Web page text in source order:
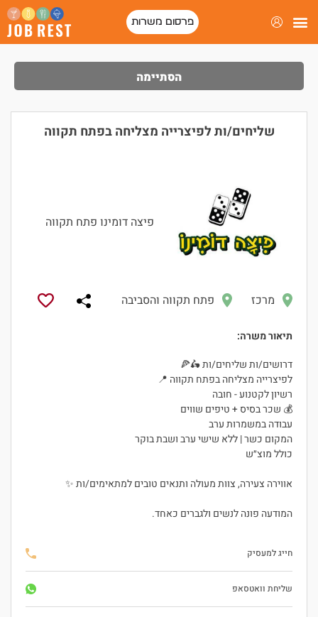
פרסום משרות
הסתיימה
שליחים/ות לפיצרייה מצליחה בפתח תקווה
פיצה דומינו פתח תקווה
מרכז פתח תקווה והסביבה
תיאור משרה:
דרושים/ות שליחים/ות 🛵🍕
לפיצרייה מצליחה בפתח תקווה 📍
רשיון לקטנוע - חובה
💰 שכר בסיס + טיפים שווים
עבודה במשמרות ערב
המקום כשר | ללא שישי ערב ושבת בוקר
כולל מוצ״ש
אווירה צעירה, צוות מעולה ותנאים טובים למתאימים/ות ✨
המודעה פונה לנשים ולגברים כאחד.
חייג למעסיק
שליחת וואטסאפ